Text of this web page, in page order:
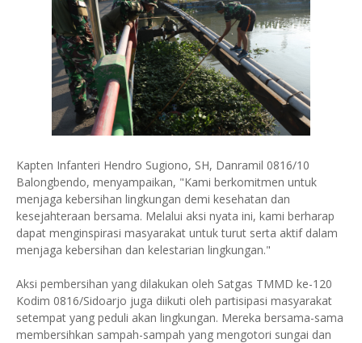
Kapten Infanteri Hendro Sugiono, SH, Danramil 0816/10
Balongbendo, menyampaikan, "Kami berkomitmen untuk
menjaga kebersihan lingkungan demi kesehatan dan
kesejahteraan bersama. Melalui aksi nyata ini, kami berharap
dapat menginspirasi masyarakat untuk turut serta aktif dalam
menjaga kebersihan dan kelestarian lingkungan."
Aksi pembersihan yang dilakukan oleh Satgas TMMD ke-120
Kodim 0816/Sidoarjo juga diikuti oleh partisipasi masyarakat
setempat yang peduli akan lingkungan. Mereka bersama-sama
membersihkan sampah-sampah yang mengotori sungai dan